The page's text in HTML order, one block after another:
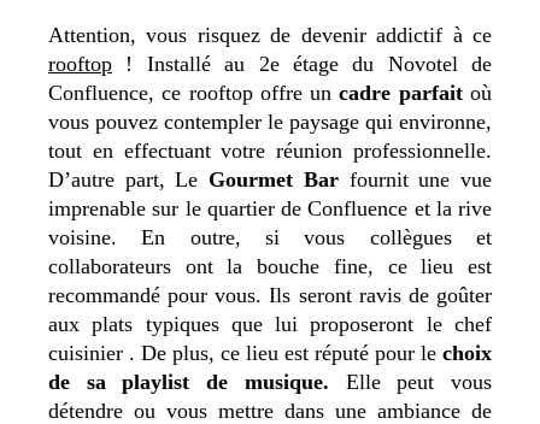
Attention, vous risquez de devenir addictif à ce
rooftop ! Installé au 2eétage du Novotel de
Confluence, ce rooftop offre uncadre parfaitoù
vous pouvez contempler le paysage qui environne,
tout en effectuant votre réunion professionnelle.
D’autre part, Le Gourmet Barfournit une vue
imprenable sur le quartier de Confluence et la rive
voisine. En outre, si vous collègues et
collaborateurs ont la bouche fine, ce lieu est
recommandé pour vous. Ils seront ravis de goûter
aux plats typiques que lui proposeront le chef
cuisinier . De plus, ce lieu est réputé pour le choix
de sa playlist de musique. Elle peut vous
détendre ou vous mettre dans une ambiance de